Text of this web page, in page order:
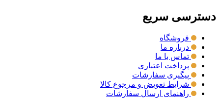
دسترسی سریع
فروشگاه
درباره ما
تماس با ما
پرداخت اعتباری
پیگیری سفارشات
شرایط تعویض و مرجوع کالا
راهنمای ارسال سفارشات